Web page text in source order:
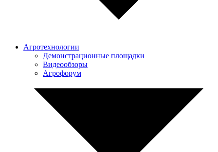
Агротехнологии
Демонстрационные площадки
Видеообзоры
Агрофорум